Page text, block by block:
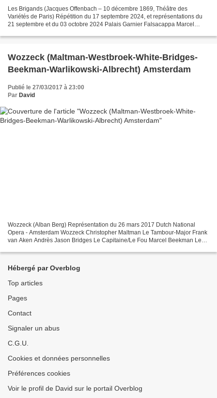
Les Brigands (Jacques Offenbach – 10 décembre 1869, Théâtre des
Variétés de Paris) Répétition du 17 septembre 2024, et représentations du
21 septembre et du 03 octobre 2024 Palais Garnier Falsacappa Marcel
Wozzeck (Maltman-Westbroek-White-Bridges-
Beekman-Warlikowski-Albrecht) Amsterdam
Publié le 27/03/2017 à 23:00
Par David
Wozzeck (Alban Berg) Représentation du 26 mars 2017 Dutch National
Opera - Amsterdam Wozzeck Christopher Maltman Le Tambour-Major Frank
van Aken Andrès Jason Bridges Le Capitaine/Le Fou Marcel Beekman Le
Hébergé par Overblog
Top articles
Pages
Contact
Signaler un abus
C.G.U.
Cookies et données personnelles
Préférences cookies
Voir le profil de David sur le portail Overblog